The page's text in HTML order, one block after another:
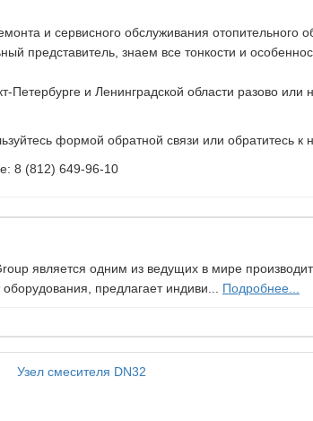
и сервисного обслуживания отопительного
знаем все тонкости и
и Ленинградской области разово или
формой обратной связи или обратитесь
8 (812) 649-96-10
является одним из ведущих в мире
предлагает индиви... Подробнее...